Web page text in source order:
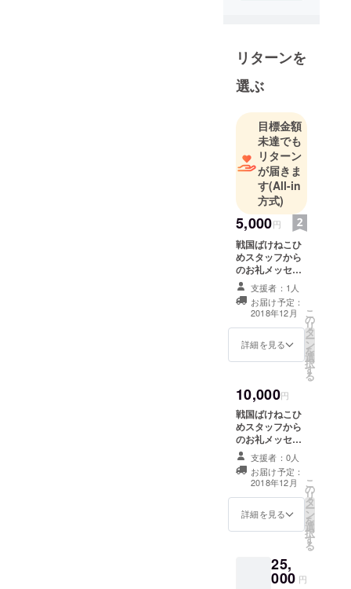
援し、誰も
が夢を追い
かけること
のできる時
代を作って
いけるよう
に心がけて
います。
一緒に楽し
い作品を作
り上げて行
きましょ
う。
リターンを
選ぶ
目標金額
未達でも
リターン
が届きま
す(All-in
方式)
5,000円
戦国ばけねこひ
めスタッフから
のお礼メッセー
ジ
支援者：1人
お届け予定：
2018年12月
詳細を見る
こ
の
リ
タ
ー
ン
を
選
択
す
る
10,000円
戦国ばけねこひ
めスタッフから
のお礼メッセー
ジ いずみ綾さん
からのお礼ボイ
ス
支援者：0人
お届け予定：
2018年12月
詳細を見る
こ
の
リ
タ
ー
ン
を
選
択
す
る
25,
000 円